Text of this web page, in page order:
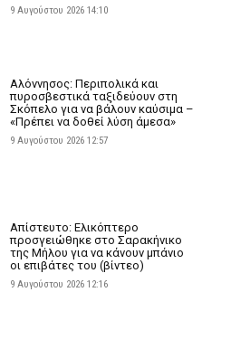
9 Αυγούστου 2026 14:10
Αλόννησος: Περιπολικά και
πυροσβεστικά ταξιδεύουν στη
Σκόπελο για να βάλουν καύσιμα –
«Πρέπει να δοθεί λύση άμεσα»
9 Αυγούστου 2026 12:57
Απίστευτο: Ελικόπτερο
προσγειώθηκε στο Σαρακήνικο
της Μήλου για να κάνουν μπάνιο
οι επιβάτες του (βίντεο)
9 Αυγούστου 2026 12:16